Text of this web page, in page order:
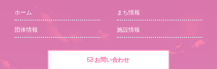
ホーム まち情報
団体情報 施設情報
お問い合わせ